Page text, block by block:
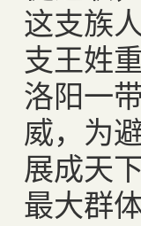
这支族
支王姓
洛阳一
威，为
展成天
最大群